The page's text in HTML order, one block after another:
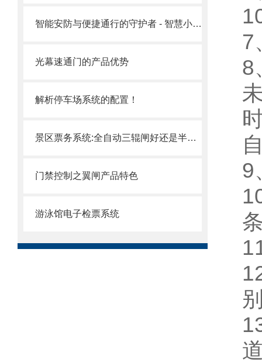
智能安防与便捷通行的守护者 - 智慧小区速通门选购指南
光幕速通门的产品优势
解析停车场系统的配置！
景区票务系统:全自动三辊闸好还是半自动三辊闸好
门禁控制之翼闸产品特色
游泳馆电子检票系统
7
8
9